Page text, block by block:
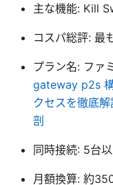
主な機能: Kill
コスパ総評: 最
プラン名: ファ
gateway p2s 構
クセスを徹底
剖
同時接続: 5台
月額換算: 約